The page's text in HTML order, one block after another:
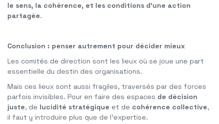
le sens, la cohérence, et les conditions d’une action
partagée.
Conclusion : penser autrement pour décider mieux
Les comités de direction sont les lieux où se joue une part
essentielle du destin des organisations.
Mais ces lieux sont aussi fragiles, traversés par des forces
parfois invisibles. Pour en faire des espaces de décision
juste, de lucidité stratégique et de cohérence collective,
il faut y introduire plus que de l’expertise.